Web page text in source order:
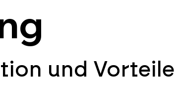
und Vorteile